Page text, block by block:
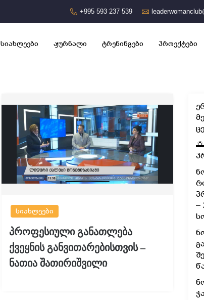
+995 593 237 539
სიახლეები ჟურნალი ტრენინგები პროექტები
სიახლეები
პროფესიული განათლება
ქვეყნის განვითარებისთვის –
ნათია შათირიშვილი
–